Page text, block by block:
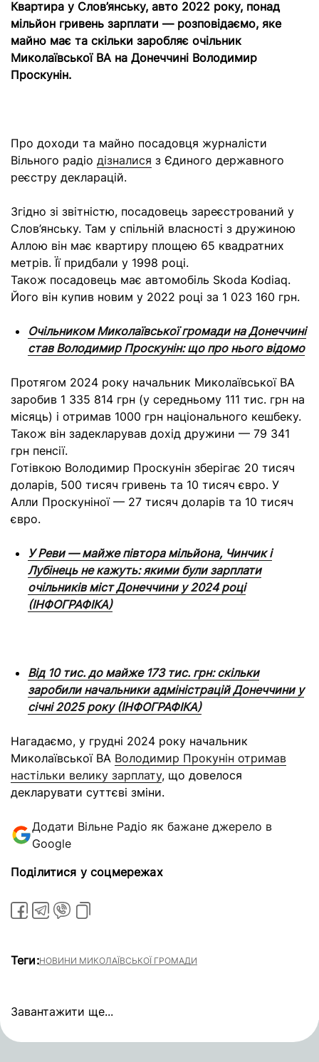
Квартира у Слов’янську, авто 2022 року, понад
мільйон гривень зарплати — розповідаємо, яке
майно має та скільки заробляє очільник
Миколаївської ВА на Донеччині Володимир
Проскунін.
Про доходи та майно посадовця журналісти
Вільного радіо дізналися з Єдиного державного
реєстру декларацій.
Згідно зі звітністю, посадовець зареєстрований у
Слов’янську. Там у спільній власності з дружиною
Аллою він має квартиру площею 65 квадратних
метрів. Її придбали у 1998 році.
Також посадовець має автомобіль Skoda Kodiaq.
Його він купив новим у 2022 році за 1 023 160 грн.
Очільником Миколаївської громади на Донеччині
став Володимир Проскунін: що про нього відомо
Протягом 2024 року начальник Миколаївської ВА
заробив 1 335 814 грн (у середньому 111 тис. грн на
місяць) і отримав 1000 грн національного кешбеку.
Також він задекларував дохід дружини — 79 341
грн пенсії.
Готівкою Володимир Проскунін зберігає 20 тисяч
доларів, 500 тисяч гривень та 10 тисяч євро. У
Алли Проскуніної — 27 тисяч доларів та 10 тисяч
євро.
У Реви — майже півтора мільйона, Чинчик і
Лубінець не кажуть: якими були зарплати
очільників міст Донеччини у 2024 році
(ІНФОГРАФІКА)
Від 10 тис. до майже 173 тис. грн: скільки
заробили начальники адміністрацій Донеччини у
січні 2025 року (ІНФОГРАФІКА)
Нагадаємо, у грудні 2024 року начальник
Миколаївської ВА Володимир Прокунін отримав
настільки велику зарплату, що довелося
декларувати суттєві зміни.
Додати Вільне Радіо як бажане джерело в
Google
Поділитися у соцмережах
Теги:НОВИНИ МИКОЛАЇВСЬКОЇ ГРОМАДИ
Завантажити ще...